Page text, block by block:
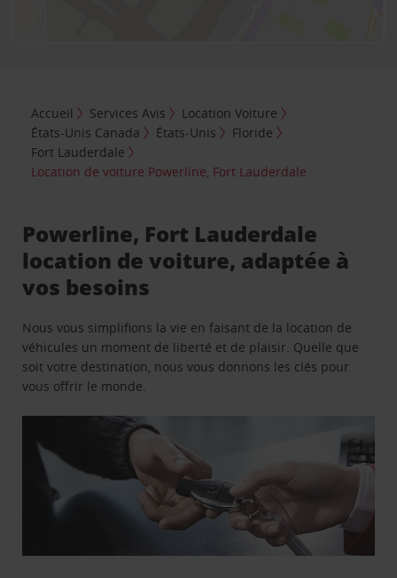
Accueil Services Avis
Location Voiture
États-Unis Canada
États-Unis
Floride
Fort Lauderdale
Location de voiture Powerline, Fort Lauderdale
Powerline, Fort Lauderdale
location de voiture, adaptée à
vos besoins
Nous vous simplifions la vie en faisant de la location de
véhicules un moment de liberté et de plaisir. Quelle que
soit votre destination, nous vous donnons les clés pour
vous offrir le monde.